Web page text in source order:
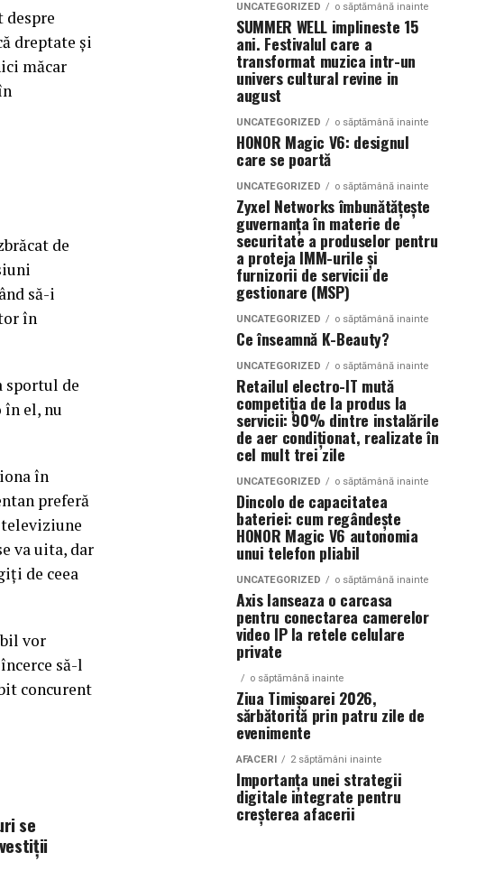
dreptate şi
măcar
de
să-i
în
sportul de
în el, nu
în
preferă
televiziune
va uita, dar
de ceea
vor
să-l
concurent
se
UNCATEGORIZED o săptămână inainte
SUMMER WELL implineste 15
ani. Festivalul care a
transformat muzica intr-un
univers cultural revine in
august
UNCATEGORIZED o săptămână inainte
HONOR Magic V6: designul
care se poartă
UNCATEGORIZED o săptămână inainte
Zyxel Networks îmbunătățește
guvernanța în materie de
securitate a produselor pentru
a proteja IMM-urile și
furnizorii de servicii de
gestionare (MSP)
UNCATEGORIZED o săptămână inainte
Ce înseamnă K-Beauty?
UNCATEGORIZED o săptămână inainte
Retailul electro-IT mută
competiția de la produs la
servicii: 90% dintre instalările
de aer condiționat, realizate în
cel mult trei zile
UNCATEGORIZED o săptămână inainte
Dincolo de capacitatea
bateriei: cum regândește
HONOR Magic V6 autonomia
unui telefon pliabil
UNCATEGORIZED o săptămână inainte
Axis lanseaza o carcasa
pentru conectarea camerelor
video IP la retele celulare
private
o săptămână inainte
Ziua Timișoarei 2026,
sărbătorită prin patru zile de
evenimente
AFACERI 2 săptămâni inainte
Importanța unei strategii
digitale integrate pentru
creșterea afacerii